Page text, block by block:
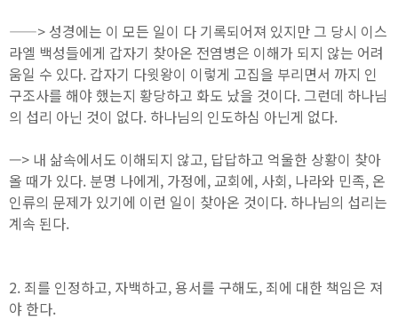
——> 성경에는 이 모든 일이 다 기록되어져 있지만 그 당시 이스
라엘 백성들에게 갑자기 찾아온 전염병은 이해가 되지 않는 어려
움일 수 있다. 갑자기 다윗왕이 이렇게 고집을 부리면서 까지 인
구조사를 해야 했는지 황당하고 화도 났을 것이다. 그런데 하나님
의 섭리 아닌 것이 없다. 하나님의 인도하심 아닌게 없다.
—> 내 삶속에서도 이해되지 않고, 답답하고 억울한 상황이 찾아
올 때가 있다. 분명 나에게, 가정에, 교회에, 사회, 나라와 민족, 온
인류의 문제가 있기에 이런 일이 찾아온 것이다. 하나님의 섭리는
계속 된다.
2. 죄를 인정하고, 자백하고, 용서를 구해도, 죄에 대한 책임은 져
야 한다.